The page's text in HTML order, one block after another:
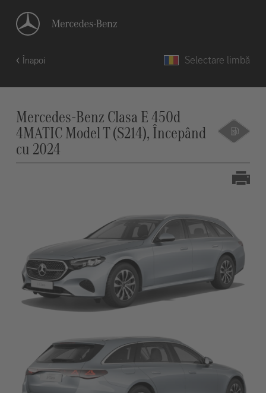
Înapoi Selectare limbă
Mercedes-Benz Clasa E 450d
4MATIC Model T (S214), Începând
cu 2024